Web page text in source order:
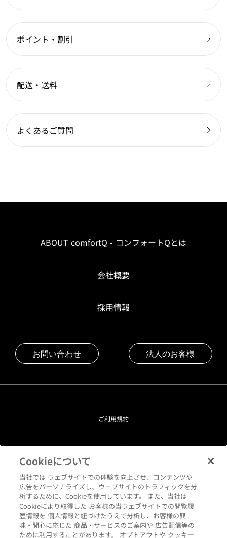
ポイント・割引
配送・送料
よくあるご質問
ABOUT comfortQ - コンフォートQとは
会社概要
採用情報
お問い合わせ 法人のお客様
ご利用規約
プライバシーポリシー
クッキーポリシー
閲覧環境について
サイトマップ
Cookieについて
当社では ウェブサイトでの体験を向上させ、コンテンツや
広告をパーソナライズし、ウェブサイトのトラフィックを分
析するために、Cookieを使用しています。 また、当社は
Cookieにより取得した お客様の当ウェブサイトでの閲覧履
歴情報を 個人情報と紐づけたうえで分析し、お客様の興
味・関心に応じた 商品・サービスのご案内や 広告配信等の
ために利用することがあります。 オプトアウトや クッキー